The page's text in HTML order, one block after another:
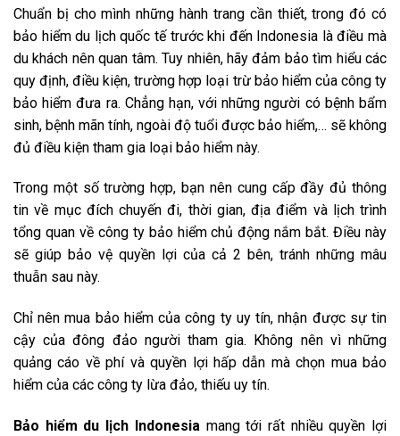
Chuẩn bị cho mình những hành trang cần thiết, trong đó có
bảo hiểm du lịch quốc tế trước khi đến Indonesia là điều mà
du khách nên quan tâm. Tuy nhiên, hãy đảm bảo tìm hiểu các
quy định, điều kiện, trường hợp loại trừ bảo hiểm của công ty
bảo hiểm đưa ra. Chẳng hạn, với những người có bệnh bẩm
sinh, bệnh mãn tính, ngoài độ tuổi được bảo hiểm,… sẽ không
đủ điều kiện tham gia loại bảo hiểm này.
Trong một số trường hợp, bạn nên cung cấp đầy đủ thông
tin về mục đích chuyến đi, thời gian, địa điểm và lịch trình
tổng quan về công ty bảo hiểm chủ động nắm bắt. Điều này
sẽ giúp bảo vệ quyền lợi của cả 2 bên, tránh những mâu
thuẫn sau này.
Chỉ nên mua bảo hiểm của công ty uy tín, nhận được sự tin
cậy của đông đảo người tham gia. Không nên vì những
quảng cáo về phí và quyền lợi hấp dẫn mà chọn mua bảo
hiểm của các công ty lừa đảo, thiếu uy tín.
Bảo hiểm du lịch Indonesiamang tới rất nhiều quyền lợi